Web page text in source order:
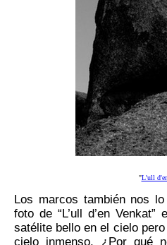
"L'ull
Los marcos también nos
foto de “ L’ull d’en Venkat”
satélite bello en el cielo
cielo inmenso. ¿Por qué